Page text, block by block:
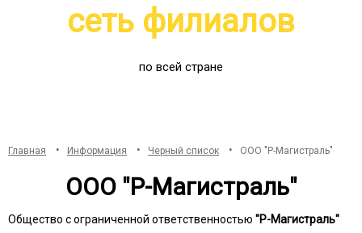
сеть филиалов
по всей стране
Главная Информация Черный список ООО "Р-Магистраль"
ООО "Р-Магистраль"
Общество с ограниченной ответcтвенностью "Р-Магистраль"